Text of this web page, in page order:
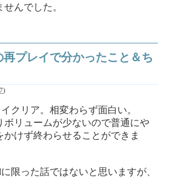
んでした。
プレイで分かったこと＆ち
)
クリア。相変わらず面白い。
ボリュームが少ないので普通にや
かけず終わらせることができま
限った話ではないと思いますが、